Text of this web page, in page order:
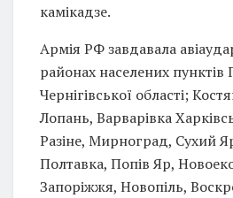
камікадзе.
Армія РФ завдавала
районах населених пунктів
Чернігівської області;
Лопань, Варварівка
Разіне, Мирноград, Сухий
Полтавка, Попів Яр,
Запоріжжя, Новопіль,